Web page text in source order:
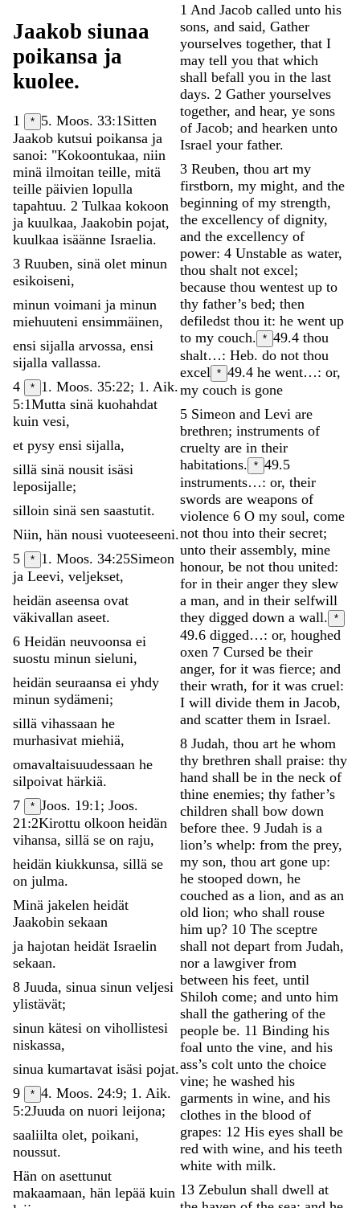
Jaakob siunaa
poikansa ja
kuolee.
1 * 5. Moos. 33:1 Sitten
Jaakob kutsui poikansa ja
sanoi: "Kokoontukaa, niin
minä ilmoitan teille, mitä
teille päivien lopulla
tapahtuu. 2 Tulkaa kokoon
ja kuulkaa, Jaakobin pojat,
kuulkaa isäänne Israelia.
3 Ruuben, sinä olet minun
esikoiseni,
minun voimani ja minun
miehuuteni ensimmäinen,
ensi sijalla arvossa, ensi
sijalla vallassa.
4
* 1. Moos. 35:22; 1. Aik.
5:1Mutta sinä kuohahdat
kuin vesi,
et pysy ensi sijalla,
sillä sinä nousit isäsi
leposijalle;
silloin sinä sen saastutit.
Niin, hän nousi vuoteeseeni.
5
* 1. Moos. 34:25Simeon
ja Leevi, veljekset,
heidän aseensa ovat
väkivallan aseet.
6 Heidän neuvoonsa ei
suostu minun sieluni,
heidän seuraansa ei yhdy
minun sydämeni;
sillä vihassaan he
murhasivat miehiä,
omavaltaisuudessaan he
silpoivat härkiä.
7
* Joos. 19:1; Joos.
21:2Kirottu olkoon heidän
vihansa, sillä se on raju,
heidän kiukkunsa, sillä se
on julma.
Minä jakelen heidät
Jaakobin sekaan
ja hajotan heidät Israelin
sekaan.
8 Juuda, sinua sinun veljesi
ylistävät;
sinun kätesi on vihollistesi
niskassa,
sinua kumartavat isäsi pojat.
9
* 4. Moos. 24:9; 1. Aik.
5:2Juuda on nuori leijona;
saaliilta olet, poikani,
noussut.
Hän on asettunut
makaamaan, hän lepää kuin
1 And Jacob called unto his
sons, and said, Gather
yourselves together, that I
may tell you that which
shall befall you in the last
days. 2 Gather yourselves
together, and hear, ye sons
of Jacob; and hearken unto
Israel your father.
3 Reuben, thou art my
firstborn, my might, and the
beginning of my strength,
the excellency of dignity,
and the excellency of
power: 4 Unstable as water,
thou shalt not excel;
because thou wentest up to
thy father’s bed; then
defiledst thou it: he went up
to my couch. * 49.4 thou
shalt…: Heb. do not thou
excel * 49.4 he went…: or,
my couch is gone
5 Simeon and Levi are
brethren; instruments of
cruelty are in their
habitations. * 49.5
instruments…: or, their
swords are weapons of
violence 6 O my soul, come
not thou into their secret;
unto their assembly, mine
honour, be not thou united:
for in their anger they slew
a man, and in their selfwill
they digged down a wall. *
49.6 digged…: or, houghed
oxen 7 Cursed be their
anger, for it was fierce; and
their wrath, for it was cruel:
I will divide them in Jacob,
and scatter them in Israel.
8 Judah, thou art he whom
thy brethren shall praise: thy
hand shall be in the neck of
thine enemies; thy father’s
children shall bow down
before thee. 9 Judah is a
lion’s whelp: from the prey,
my son, thou art gone up:
he stooped down, he
couched as a lion, and as an
old lion; who shall rouse
him up? 10 The sceptre
shall not depart from Judah,
nor a lawgiver from
between his feet, until
Shiloh come; and unto him
shall the gathering of the
people be. 11 Binding his
foal unto the vine, and his
ass’s colt unto the choice
vine; he washed his
garments in wine, and his
clothes in the blood of
grapes: 12 His eyes shall be
red with wine, and his teeth
white with milk.
13 Zebulun shall dwell at